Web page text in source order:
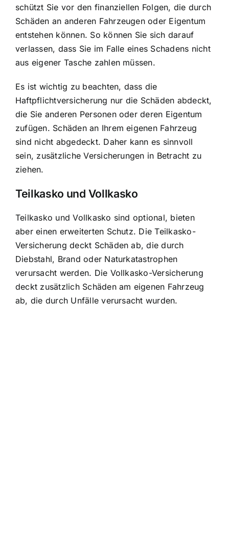
schützt Sie vor den finanziellen Folgen, die durch
Schäden an anderen Fahrzeugen oder Eigentum
entstehen können. So können Sie sich darauf
verlassen, dass Sie im Falle eines Schadens nicht
aus eigener Tasche zahlen müssen.
Es ist wichtig zu beachten, dass die
Haftpflichtversicherung nur die Schäden abdeckt,
die Sie anderen Personen oder deren Eigentum
zufügen. Schäden an Ihrem eigenen Fahrzeug
sind nicht abgedeckt. Daher kann es sinnvoll
sein, zusätzliche Versicherungen in Betracht zu
ziehen.
Teilkasko und Vollkasko
Teilkasko und Vollkasko sind optional, bieten
aber einen erweiterten Schutz. Die Teilkasko-
Versicherung deckt Schäden ab, die durch
Diebstahl, Brand oder Naturkatastrophen
verursacht werden. Die Vollkasko-Versicherung
deckt zusätzlich Schäden am eigenen Fahrzeug
ab, die durch Unfälle verursacht wurden.